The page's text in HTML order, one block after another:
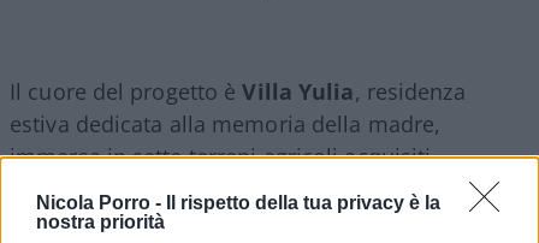
Nicola Porro -
Il rispetto della tua privacy è la
nostra priorità
Il cuore del progetto èVilla Yulia, residenza
estiva dedicata alla memoria della madre,
immersa in sette terreni agricoli acquisiti
progressivamente negli ultimi anni nel territorio di
Vittoria. Qui prende vita la prima esposizione del